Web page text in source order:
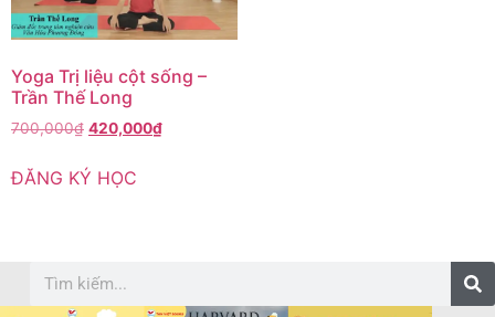
Yoga Trị liệu cột sống –
Trần Thế Long
700,000₫ 420,000₫
ĐĂNG KÝ HỌC